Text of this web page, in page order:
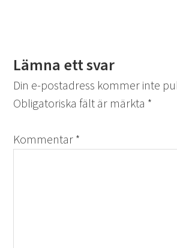
Lämna ett svar
Din e-postadress kommer inte
Obligatoriska fält är märkta *
Kommentar*